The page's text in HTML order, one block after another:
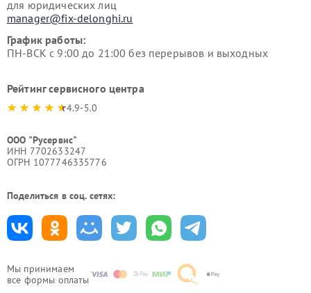
Мы принимаем
все формы оплаты
для юридических лиц
manager@fix-delonghi.ru
График работы:
ПН-ВСК с 9:00 до 21:00 без перерывов и выходных
Рейтинг сервисного центра
4.9-5.0
ООО "Русервис"
ИНН 7702633247
ОГРН 1077746335776
Поделиться в соц. сетях: